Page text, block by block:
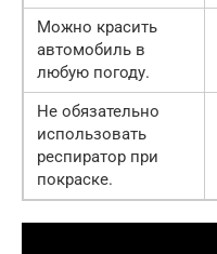
Можно красить
автомобиль в
любую погоду.
Не обязательно
использовать
респиратор при
покраске.